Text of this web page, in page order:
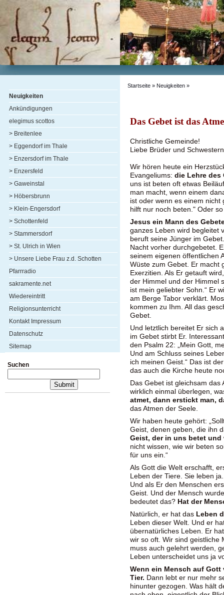
Neuigkeiten
Ankündigungen
elegimus scottos
> Breitenlee
> Eggendorf im Thale
> Enzersdorf im Thale
> Enzersfeld
> Gaweinstal
> Höbersbrunn
> Klein-Engersdorf
> Schottenfeld
> Stammersdorf
> St. Ulrich in Wien
> Unsere Liebe Frau z.d. Schotten
Pfarrradio
sakramente.net
Wiedereintritt
Religionsunterricht
Kontakt Impressum
Datenschutz
Sitemap
Suchen
Startseite » Neuigkeiten »
Das Gebet ist das
Christliche Gemeinde!
Liebe Brüder und
Wir hören heute ein
Evangeliums: die Lehre des
uns ist beten oft etwas
man macht, wenn einem
ist oder wenn es einem nicht
hilft nur noch beten." Oder
Jesus ein Mann des
ganzes Leben wird begleitet
beruft seine Jünger im
Nacht vorher durchgebetet.
seinem eigenen öffentlichen
Wüste zum Gebet. Er macht
Exerzitien. Als Er getauft
der Himmel und der Himmel
ist mein geliebter Sohn.“ Er
am Berge Tabor verklärt.
kommen zu Ihm. All das
Gebet.
Und letztlich bereitet Er sich
im Gebet stirbt Er.
den Psalm 22: „Mein Gott,
Und am Schluss seines
ich meinen Geist.“ Das ist
das auch die Kirche heute
Das Gebet ist gleichsam
wirklich einmal überlegen,
atmet, dann erstickt man,
das Atmen der Seele.
Wir haben heute gehört:
Geist, denen geben, die ihn
Geist, der in uns betet
nicht wissen, wie wir beten
für uns ein.“
Als Gott die Welt erschafft,
Leben der Tiere. Sie leben
Und als Er den Menschen
Geist. Und der Mensch
bedeutet das? Hat der
Natürlich, er hat das Leben
Leben dieser Welt. Und er
übernatürliches Leben. Er
wir so oft. Wir sind geistliche
muss auch gelehrt werden,
Leben unterscheidet uns ja
Wenn ein Mensch auf
Tier. Dann lebt er nur mehr
hinunter gezogen. Was hält